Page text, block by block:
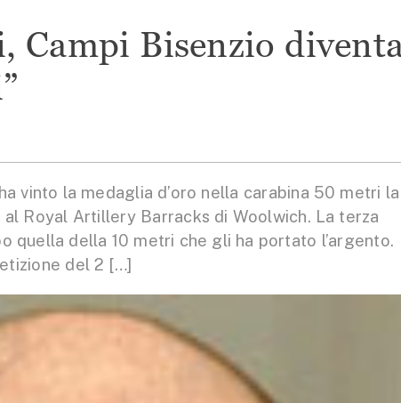
Campi Bisenzio
vinto la medaglia d’oro nella carabina 50 metri la
Royal Artillery Barracks di Woolwich. La terza
quella della 10 metri che gli ha portato l’argento.
del 2 […]